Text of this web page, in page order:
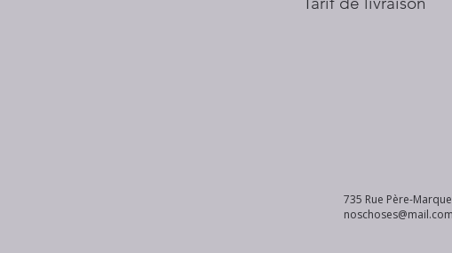
735 Rue Père-
noschoses@mail.com